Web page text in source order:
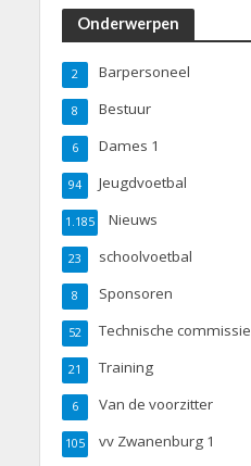
Onderwerpen
Barpersoneel
2
Bestuur
8
Dames 1
6
Jeugdvoetbal
94
Nieuws
1.185
schoolvoetbal
23
Sponsoren
8
Technische commissie
52
Training
21
Van de voorzitter
6
vv Zwanenburg 1
105